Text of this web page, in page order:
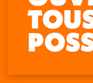
Facebook
s'ouvre
une
La
page
X
s'ouvre
une
La
page
LinkedIn
s'ouvre
une
La
page
Instagram
s'ouvre
une